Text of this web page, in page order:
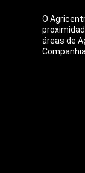
O
áreas de